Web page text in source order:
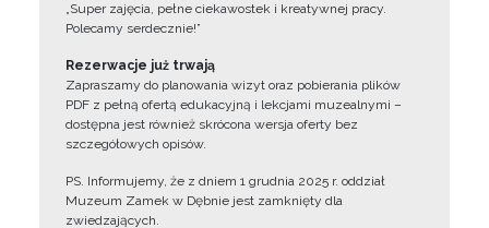
„Super zajęcia, pełne ciekawostek i kreatywnej pracy.
Polecamy serdecznie!”
Rezerwacje już trwają
Zapraszamy do planowania wizyt oraz pobierania plików
PDF z pełną ofertą edukacyjną i lekcjami muzealnymi –
dostępna jest również skrócona wersja oferty bez
szczegółowych opisów.
PS. Informujemy, że z dniem 1 grudnia 2025 r. oddział
Muzeum Zamek w Dębnie jest zamknięty dla
zwiedzających.